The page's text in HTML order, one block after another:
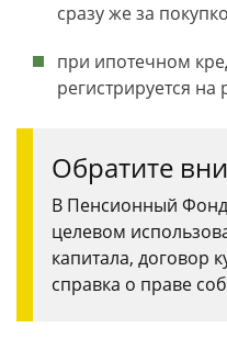
сразу же за
при ипотечном
регистрируется на
Обратите
В Пенсионный
целевом
капитала, договор
справка о праве